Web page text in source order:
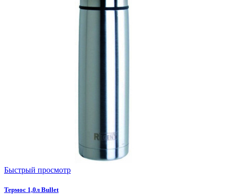
Быстрый просмотр
Термос 1,0л Bullet